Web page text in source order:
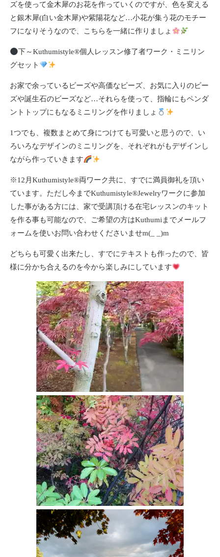
ズを使って金木犀のお花を作っていくのですが、色を変える
と銀木犀(白い金木犀)や紫陽花など…小花が集う花のモチー
フになりそうなので、こちらを一緒に作りましょ
下～Kuthumistyle®️個人レッスン修了者ワーク・ミニリン
グセット
お家で余っているビーズや高価なビーズ、お気に入りのビー
ズや誕生石のビーズなど…それらを使って、指輪にもペンダ
ントトップにもなるミニリングを作りましょ
1つでも、複数まとめて身につけても可愛いと思うので、い
ろいろなデザインのミニリングを、それぞれがもデザインし
ながら作っていきます
※12月Kuthumistyle®️両ワーク共に、すでに満員御礼を頂い
ています。ただし今までKuthumistyle®️Jewelryワークに参加
した事がある方には、家で受講頂ける在宅レッスンのキット
を作る事も可能なので、ご希望の方はKuthumiまでメールフ
ォームを使いお問い合わせくださいませm(_ _)m
どちらも可愛く出来たし、すでにテキストも作ったので、皆
様に分かち合えるのを今から楽しみにしています